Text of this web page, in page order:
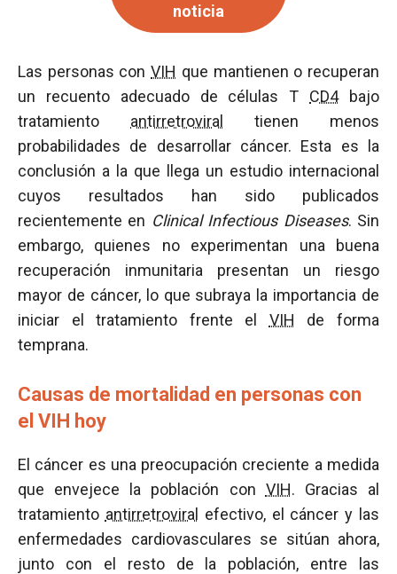
noticia
Las personas conVIH que mantienen o recuperan
un recuento adecuado de células T CD4bajo
tratamiento antirretroviral
tienen menos
probabilidades de desarrollar cáncer. Esta es la
conclusión a la que llega un estudio internacional
cuyos resultados han sido publicados
recientemente en Clinical Infectious Diseases. Sin
embargo, quienes no experimentan una buena
recuperación inmunitaria presentan un riesgo
mayor de cáncer, lo que subraya la importancia de
iniciar el tratamiento frente el VIH de forma
temprana.
Causas de mortalidad en personas con
el VIH hoy
El cáncer es una preocupación creciente a medida
que envejece la población con VIH. Gracias al
tratamiento antirretroviral
efectivo, el cáncer y las
enfermedades cardiovasculares se sitúan ahora,
junto con el resto de la población, entre las